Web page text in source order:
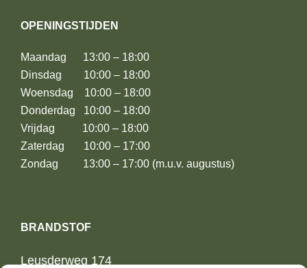
OPENINGSTIJDEN
Maandag 13:00 – 18:00
Dinsdag 10:00 – 18:00
Woensdag 10:00 – 18:00
Donderdag 10:00 – 18:00
Vrijdag 10:00 – 18:00
Zaterdag 10:00 – 17:00
Zondag 13:00 – 17:00 (m.u.v. augustus)
BRANDSTOF
Leusderweg 174